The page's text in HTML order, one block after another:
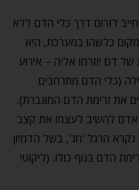
לזרום דרך כלי הדם ללא
כלשהו במערכת, היא
של דם יוזרמו אליה – אירוע
(כלי הדם מתרחבים
את זרימת הדם המוגברת).
להשיב לעצמו את קצב
נקרא הרגל 'חג', בשל הדמיון
הדם בגוף כולו. (ליקוטי